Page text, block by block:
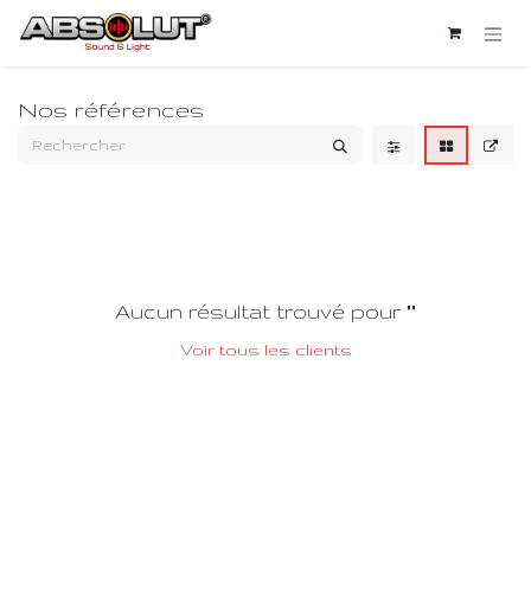
Se rendre au contenu
Nos références
Aucun résultat trouvé pour ""
Voir tous les clients